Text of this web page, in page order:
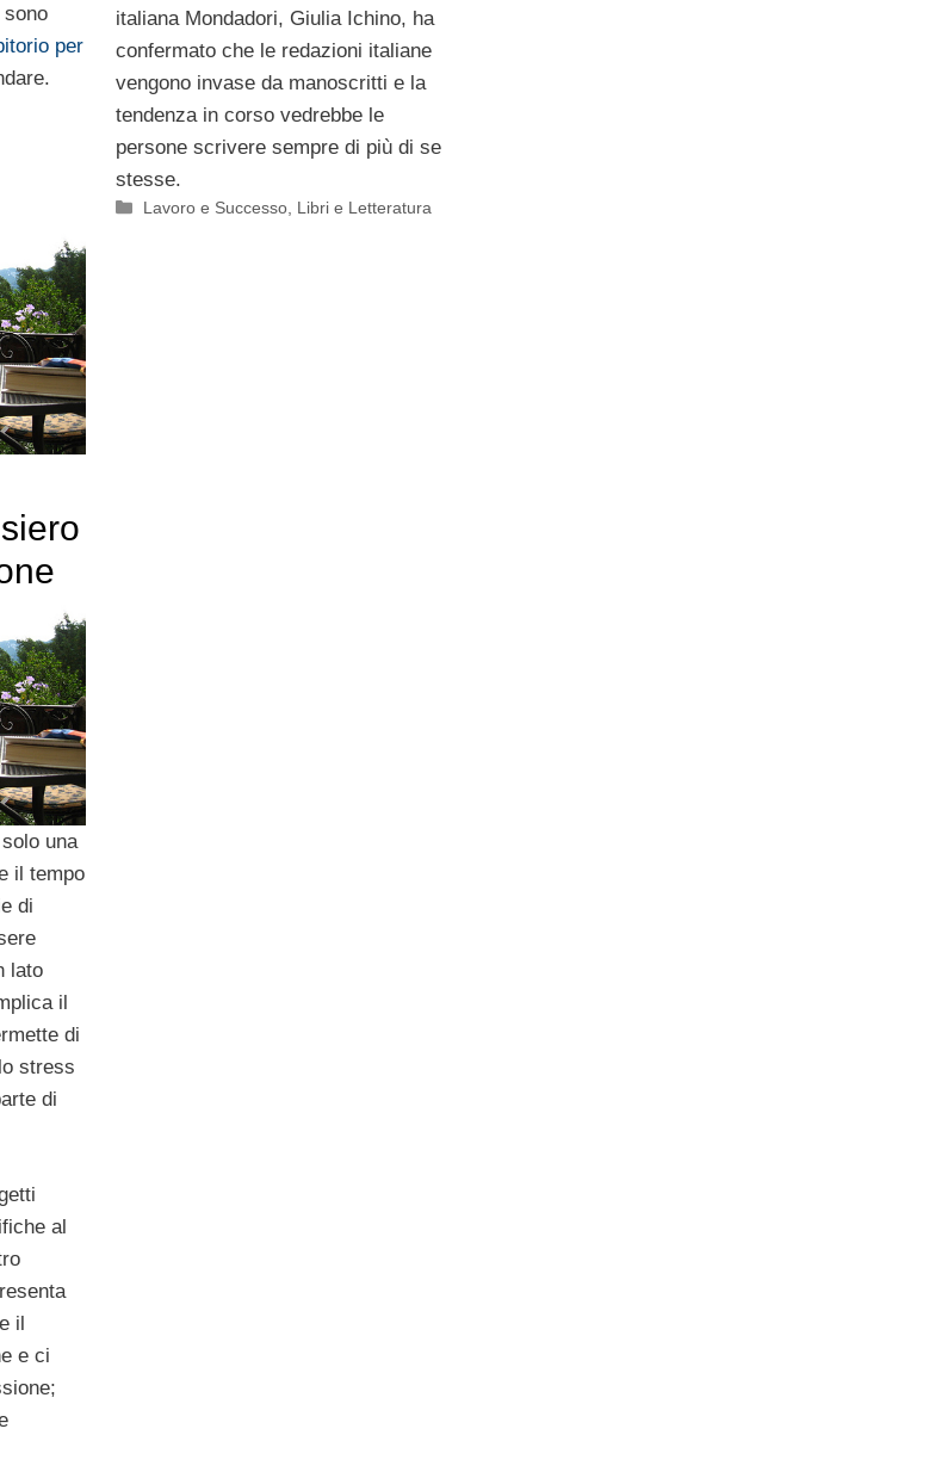
per
italiana Mondadori, Giulia Ichino, ha
confermato che le redazioni italiane
vengono invase da manoscritti e la
tendenza in corso vedrebbe le
persone scrivere sempre di più di se
stesse.
Categorie
Lavoro e Successo Libri e Letteratura
una
il tempo
di
lato
il
di
stress
di
al
il
e ci